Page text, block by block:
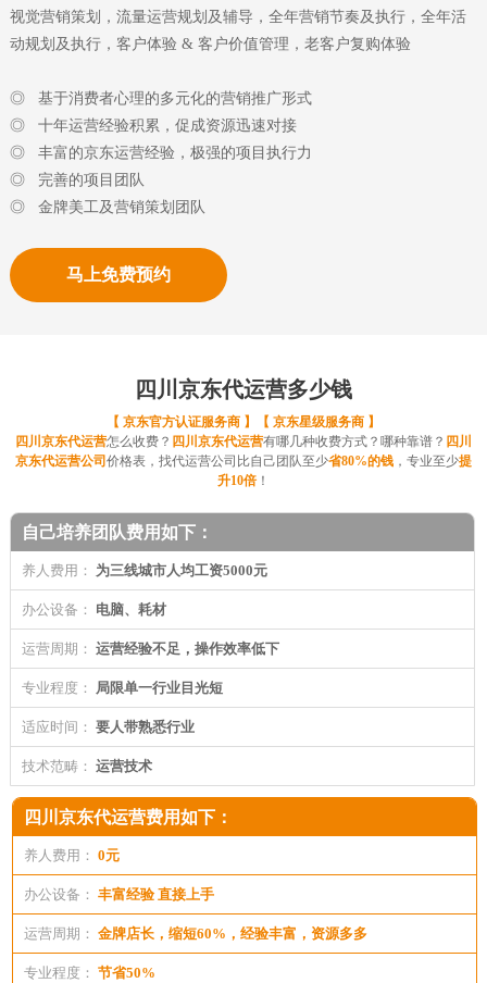
视觉营销策划，流量运营规划及辅导，全年营销节奏及执行，全年活
动规划及执行，客户体验 & 客户价值管理，老客户复购体验
◎ 基于消费者心理的多元化的营销推广形式
◎ 十年运营经验积累，促成资源迅速对接
◎ 丰富的京东运营经验，极强的项目执行力
◎ 完善的项目团队
◎ 金牌美工及营销策划团队
马上免费预约
四川京东代运营多少钱
【 京东官方认证服务商 】【 京东星级服务商 】
四川京东代运营怎么收费？ 四川京东代运营有哪几种收费方式？哪种靠谱？ 四川
京东代运营公司 价格表，找代运营公司比自己团队至少省80%的钱，专业至少提
升10倍！
自己培养团队费用如下：
养人费用： 为三线城市人均工资5000元
办公设备： 电脑、耗材
运营周期： 运营经验不足，操作效率低下
专业程度： 局限单一行业目光短
适应时间： 要人带熟悉行业
技术范畴： 运营技术
四川京东代运营费用如下：
养人费用：0元
办公设备：丰富经验 直接上手
运营周期：金牌店长，缩短60%，经验丰富，资源多多
专业程度：节省50%